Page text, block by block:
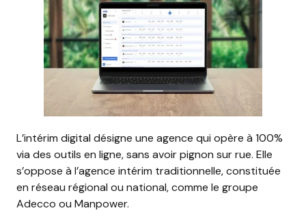
L’intérim digital désigne une agence qui opère à 100%
via des outils en ligne, sans avoir pignon sur rue. Elle
s’oppose à l’agence intérim traditionnelle, constituée
en réseau régional ou national, comme le groupe
Adecco ou Manpower.